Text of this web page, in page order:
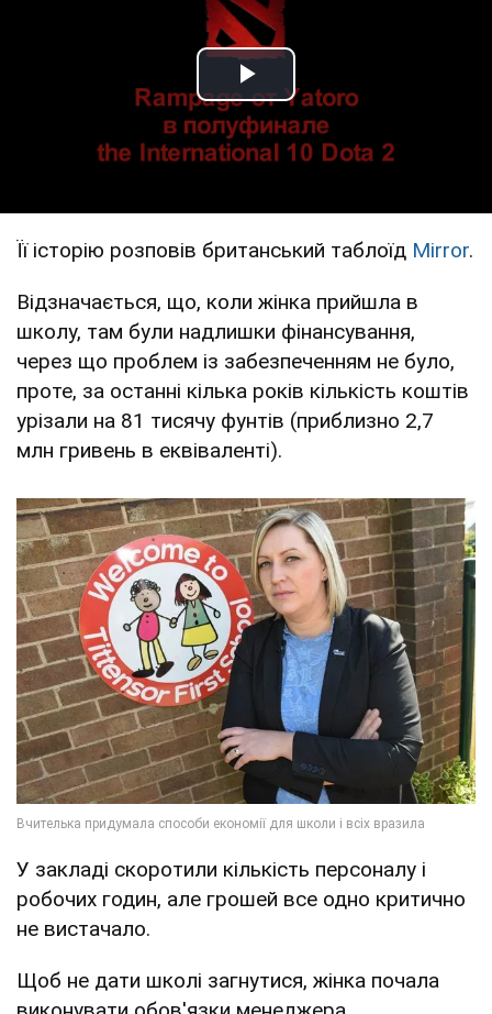
Play Video
Її історію розповів британський таблоїд Mirror.
Відзначається, що, коли жінка прийшла в
школу, там були надлишки фінансування,
через що проблем із забезпеченням не було,
проте, за останні кілька років кількість коштів
урізали на 81 тисячу фунтів (приблизно 2,7
млн гривень в еквіваленті).
У закладі скоротили кількість персоналу і
робочих годин, але грошей все одно критично
не вистачало.
Щоб не дати школі загнутися, жінка почала